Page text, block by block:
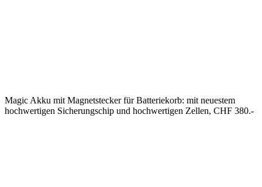
Magic Akku mit Magnetstecker für Batteriekorb: mit neuestem
hochwertigen Sicherungschip und hochwertigen Zellen, CHF 380.-